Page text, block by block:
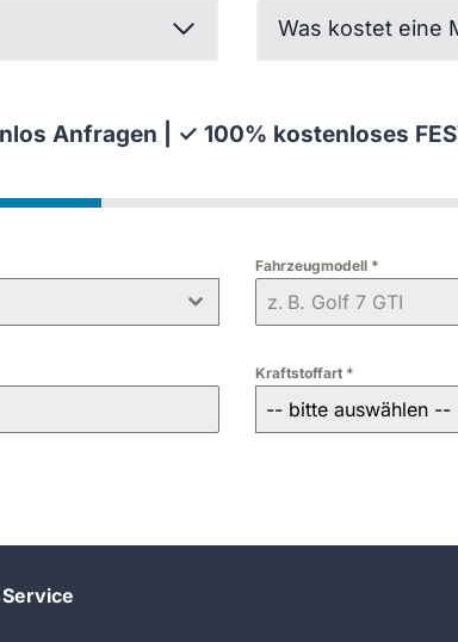
Was kostet eine
Anfragen | ✓ 100% kostenloses
Fahrzeugmodell *
Kraftstoffart *
-- bitte auswählen --
Service